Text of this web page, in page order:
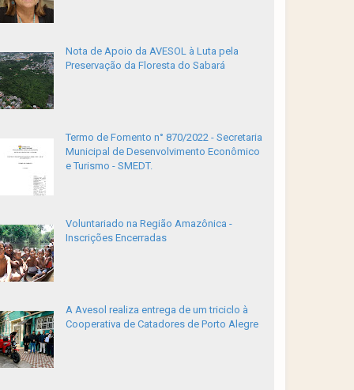
Nota de Apoio da AVESOL à Luta pela
Preservação da Floresta do Sabará
Termo de Fomento n° 870/2022 - Secretaria
Municipal de Desenvolvimento Econômico
e Turismo - SMEDT.
Voluntariado na Região Amazônica -
Inscrições Encerradas
A Avesol realiza entrega de um triciclo à
Cooperativa de Catadores de Porto Alegre